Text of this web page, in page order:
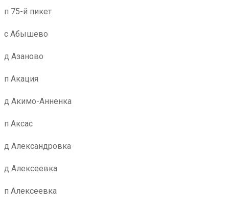
п 75-й пикет
с Абышево
д Азаново
п Акация
д Акимо-Анненка
п Аксас
д Александровка
д Алексеевка
п Алексеевка